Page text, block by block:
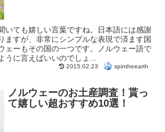
いても嬉しい言葉ですね。日本語には感謝
ますが、非常にシンプルな表現で済ます国
ェーもその国の一つです。ノルウェー語で
うに言えばいいのでしょ...
2015.02.23 spintheearth
ノルウェーのお土産調査！貰っ
て嬉しい超おすすめ10選！